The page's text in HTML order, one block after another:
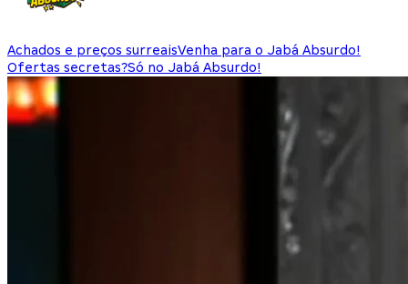
Achados e preços surreaisVenha para o Jabá Absurdo!
Ofertas secretas?Só no Jabá Absurdo!